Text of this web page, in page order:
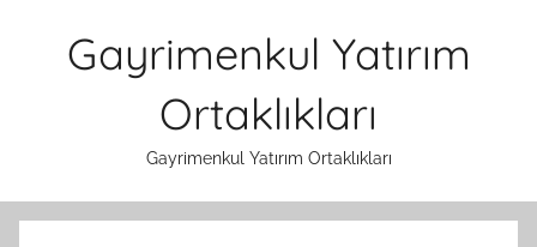
Gayrimenkul Yatırım
Ortaklıkları
Gayrimenkul Yatırım Ortaklıkları